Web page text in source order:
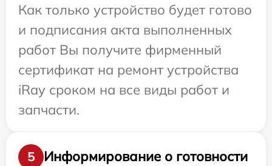
Как только устройство будет готово
и подписания акта выполненных
работ Вы получите фирменный
сертификат на ремонт устройства
iRay сроком на все виды работ и
запчасти.
5
Информирование о готовности